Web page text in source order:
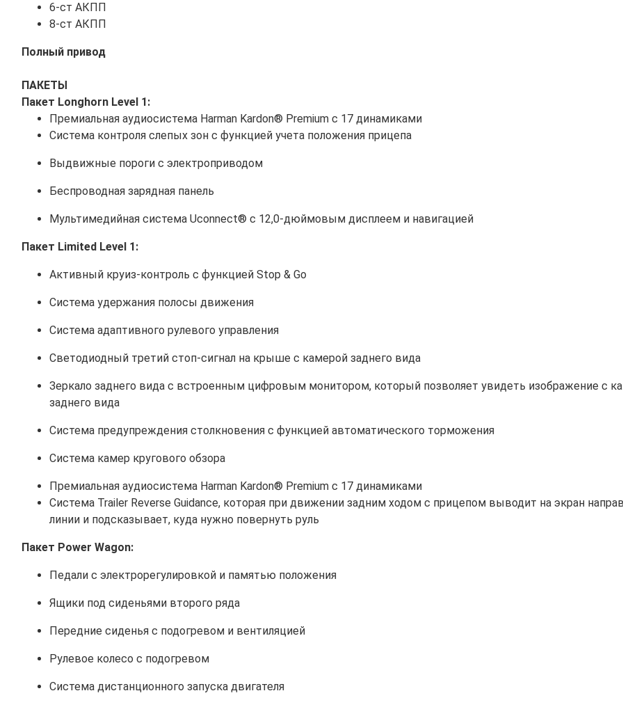
6-ст АКПП
8-ст АКПП
Полный привод
ПАКЕТЫ
Пакет Longhorn Level 1:
Премиальная аудиосистема Harman Kardon® Premium с 17 динамиками
Система контроля слепых зон с функцией учета положения прицепа
Выдвижные пороги с электроприводом
Беспроводная зарядная панель
Мультимедийная система Uconnect® с 12,0-дюймовым дисплеем и навигацией
Пакет Limited Level 1:
Активный круиз-контроль с функцией Stop & Go
Система удержания полосы движения
Система адаптивного рулевого управления
Светодиодный третий стоп-сигнал на крыше с камерой заднего вида
Зеркало заднего вида с встроенным цифровым монитором, который позволяет увидеть изображение с
заднего вида
Система предупреждения столкновения с функцией автоматического торможения
Система камер кругового обзора
Премиальная аудиосистема Harman Kardon® Premium с 17 динамиками
Система Trailer Reverse Guidance, которая при движении задним ходом с прицепом выводит на экран
линии и подсказывает, куда нужно повернуть руль
Пакет Power Wagon:
Педали с электрорегулировкой и памятью положения
Ящики под сиденьями второго ряда
Передние сиденья с подогревом и вентиляцией
Рулевое колесо с подогревом
Система дистанционного запуска двигателя